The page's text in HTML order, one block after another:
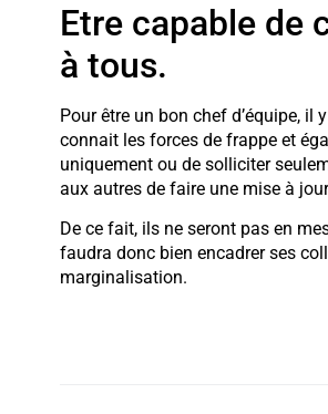
Etre capable de
à tous.
Pour être un bon chef d’équipe, il
connait les forces de frappe et
uniquement ou de solliciter
aux autres de faire une mise à
De ce fait, ils ne seront pas en
faudra donc bien encadrer ses
marginalisation.